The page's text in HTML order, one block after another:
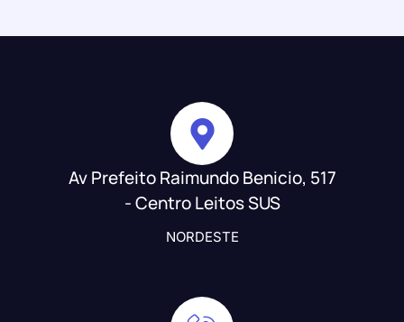
Av Prefeito Raimundo Benicio, 517
- Centro Leitos SUS
NORDESTE